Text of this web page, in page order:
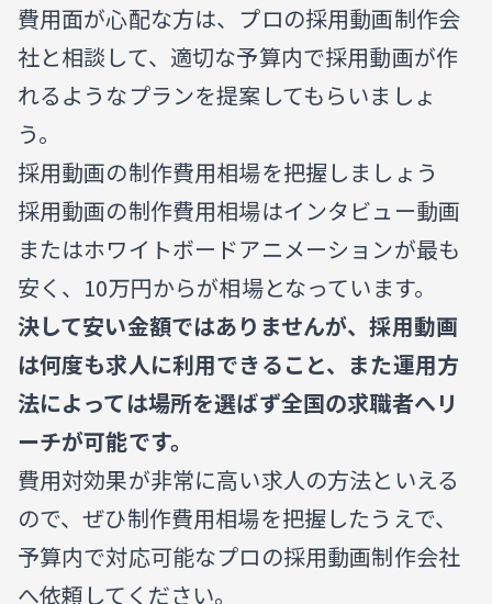
費用面が心配な方は、プロの採用動画制作会
社と相談して、適切な予算内で採用動画が作
れるようなプランを提案してもらいましょ
う。
採用動画の制作費用相場を把握しましょう
採用動画の制作費用相場はインタビュー動画
またはホワイトボードアニメーションが最も
安く、10万円からが相場となっています。
決して安い金額ではありませんが、採用動画
は何度も求人に利用できること、また運用方
法によっては場所を選ばず全国の求職者へリ
ーチが可能です。
費用対効果が非常に高い求人の方法といえる
ので、ぜひ制作費用相場を把握したうえで、
予算内で対応可能なプロの採用動画制作会社
へ依頼してください。